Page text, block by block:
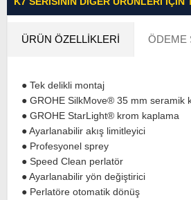
ÜRÜN ÖZELLIKLERI ÖDEME
● Tek delikli montaj
● GROHE SilkMove® 35 mm seramik
● GROHE StarLight® krom kaplama
● Ayarlanabilir akış limitleyici
● Profesyonel sprey
● Speed Clean perlatör
● Ayarlanabilir yön değiştirici
● Perlatöre otomatik dönüş